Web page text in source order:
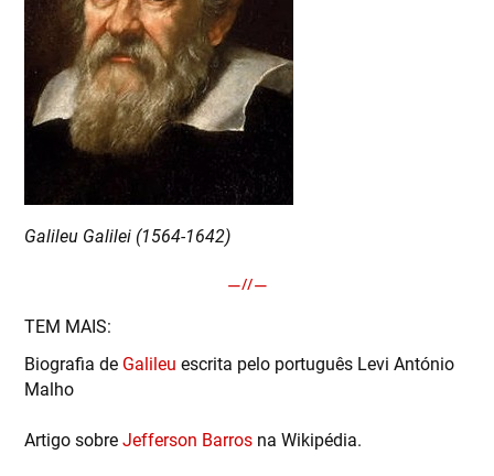
Galileu Galilei (1564-1642)
TEM MAIS:
Biografia de Galileu escrita pelo português Levi António
Malho
Artigo sobreJefferson Barrosna Wikipédia.